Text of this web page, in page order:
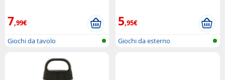
7,99€
Giochi da tavolo
5,95€
Giochi da esterno